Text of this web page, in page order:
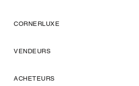
CORNERLUXE
VENDEURS
ACHETEURS